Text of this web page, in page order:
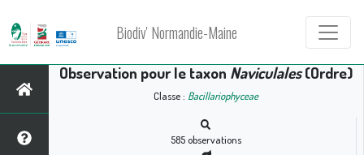
Biodiv' Normandie-Maine
Observation pour le taxon Naviculales(Ordre)
Classe : Bacillariophyceae
585observations